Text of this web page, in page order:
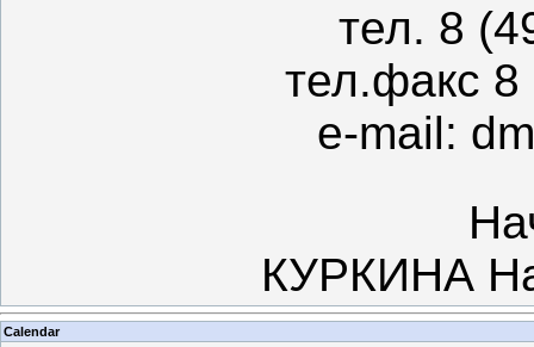
тел. 8
тел.факс
e-mail:
КУРКИНА
Calendar